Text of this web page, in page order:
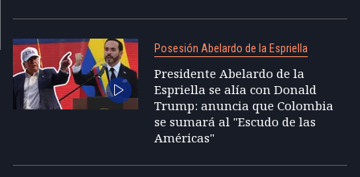
Posesión Abelardo de la Espriella
Presidente Abelardo de la
Espriella se alía con Donald
Trump: anuncia que Colombia
se sumará al "Escudo de las
Américas"